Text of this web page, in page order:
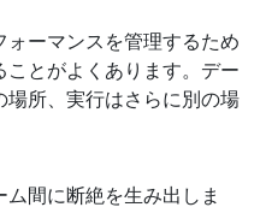
ーマンスを管理するため
とがよくあります。デー
場所、実行はさらに別の場
間に断絶を生み出しま